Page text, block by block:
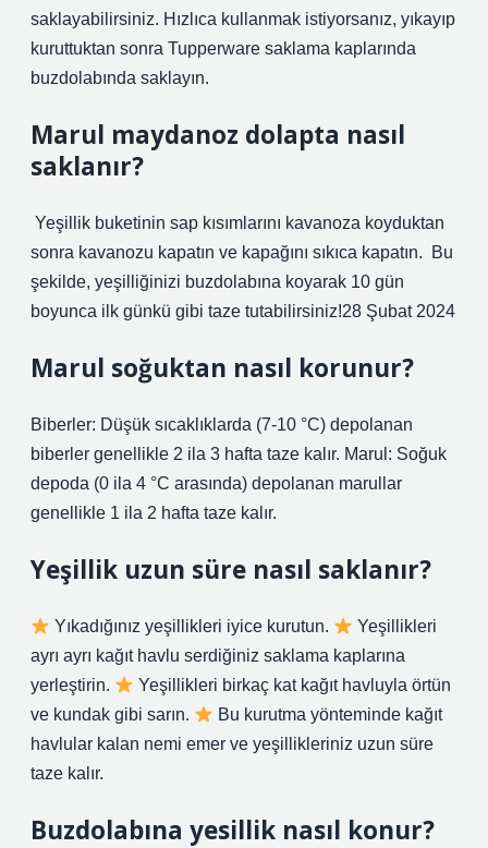
saklayabilirsiniz. Hızlıca kullanmak istiyorsanız, yıkayıp
kuruttuktan sonra Tupperware saklama kaplarında
buzdolabında saklayın.
Marul maydanoz dolapta nasıl
saklanır?
⁠ ⁠Yeşillik buketinin sap kısımlarını kavanoza koyduktan
sonra kavanozu kapatın ve kapağını sıkıca kapatın. ⁠ ⁠Bu
şekilde, yeşilliğinizi buzdolabına koyarak 10 gün
boyunca ilk günkü gibi taze tutabilirsiniz!28 Şubat 2024
Marul soğuktan nasıl korunur?
Biberler: Düşük sıcaklıklarda (7-10 °C) depolanan
biberler genellikle 2 ila 3 hafta taze kalır. Marul: Soğuk
depoda (0 ila 4 °C arasında) depolanan marullar
genellikle 1 ila 2 hafta taze kalır.
Yeşillik uzun süre nasıl saklanır?
Yıkadığınız yeşillikleri iyice kurutun.
Yeşillikleri
ayrı ayrı kağıt havlu serdiğiniz saklama kaplarına
yerleştirin.
Yeşillikleri birkaç kat kağıt havluyla örtün
ve kundak gibi sarın.
Bu kurutma yönteminde kağıt
havlular kalan nemi emer ve yeşillikleriniz uzun süre
taze kalır.
Buzdolabına yesillik nasıl konur?